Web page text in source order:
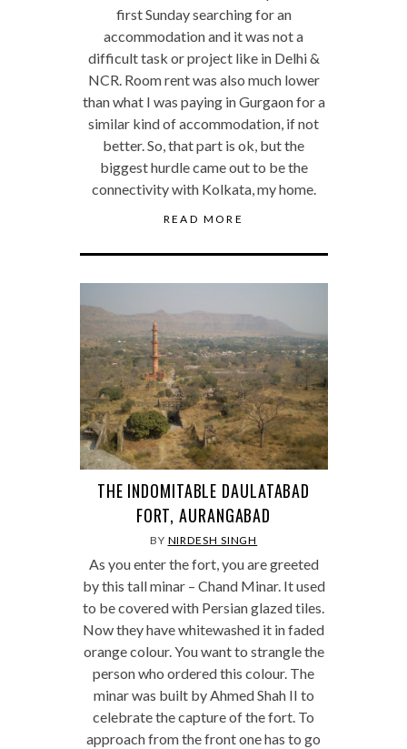
first Sunday searching for an
accommodation and it was not a
difficult task or project like in Delhi &
NCR. Room rent was also much lower
than what I was paying in Gurgaon for a
similar kind of accommodation, if not
better. So, that part is ok, but the
biggest hurdle came out to be the
connectivity with Kolkata, my home.
READ MORE
THE INDOMITABLE DAULATABAD
FORT, AURANGABAD
BY NIRDESH SINGH
As you enter the fort, you are greeted
by this tall minar – Chand Minar. It used
to be covered with Persian glazed tiles.
Now they have whitewashed it in faded
orange colour. You want to strangle the
person who ordered this colour. The
minar was built by Ahmed Shah II to
celebrate the capture of the fort. To
approach from the front one has to go